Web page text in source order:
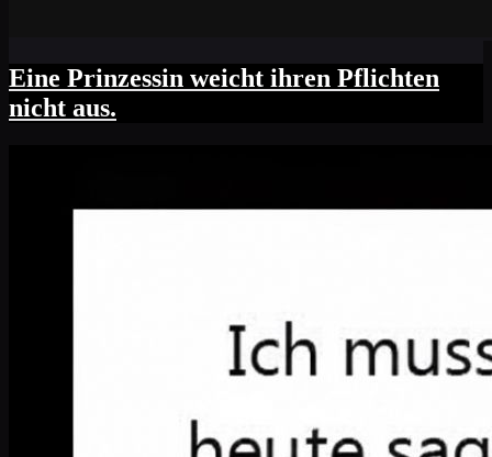
Eine Prinzessin weicht ihren Pflichten
nicht aus.